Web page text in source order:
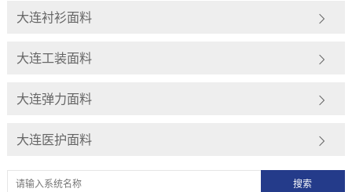
大连衬衫面料
大连工装面料
大连弹力面料
大连医护面料